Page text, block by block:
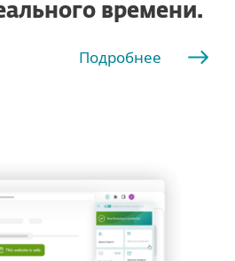
времени.
Подробнее